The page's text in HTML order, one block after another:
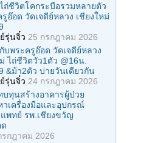
ถ่ชีวิตโคกระบือรวมหลายตัว
อ๊อด วัดเจดีย์หลวง เชียงใหม่
รุ่นจิ๋ว 25 กรกฎาคม 2026
พระครูอ๊อด วัดเจดีย์หลวง
ไถ่ชีวิตวัว1ตัว @16น.
&ม้า2ตัว บ่ายวันเดียวกัน
รุ่นจิ๋ว 24 กรกฎาคม 2026
ทุนสร้างอาคารผู้ป่วย
าเครื่องมือและอุปกรณ์
พทย์ รพ.เชียงขวัญ
ด
รกฎาคม 2026